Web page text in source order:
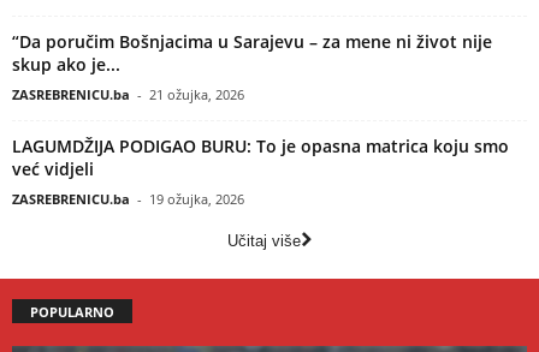
“Da poručim Bošnjacima u Sarajevu – za mene ni život nije
skup ako je...
ZASREBRENICU.ba - 21 ožujka, 2026
LAGUMDŽIJA PODIGAO BURU: To je opasna matrica koju smo
već vidjeli
ZASREBRENICU.ba - 19 ožujka, 2026
Učitaj više
POPULARNO